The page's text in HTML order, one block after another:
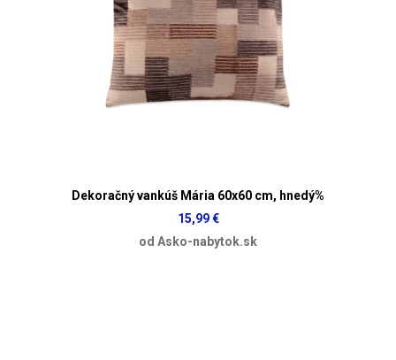
Dekoračný vankúš Mária 60x60 cm, hnedý%
15,99 €
od Asko-nabytok.sk